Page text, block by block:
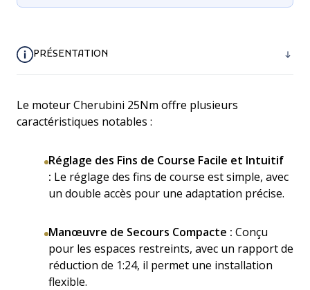
PRÉSENTATION
Le moteur Cherubini 25Nm offre plusieurs
caractéristiques notables :
Réglage des Fins de Course Facile et Intuitif
: Le réglage des fins de course est simple, avec
un double accès pour une adaptation précise.
Manœuvre de Secours Compacte : Conçu
pour les espaces restreints, avec un rapport de
réduction de 1:24, il permet une installation
flexible.